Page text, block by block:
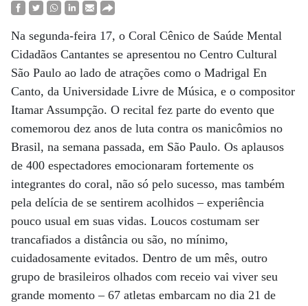
Na segunda-feira 17, o Coral Cênico de Saúde Mental
Cidadãos Cantantes se apresentou no Centro Cultural
São Paulo ao lado de atrações como o Madrigal En
Canto, da Universidade Livre de Música, e o compositor
Itamar Assumpção. O recital fez parte do evento que
comemorou dez anos de luta contra os manicômios no
Brasil, na semana passada, em São Paulo. Os aplausos
de 400 espectadores emocionaram fortemente os
integrantes do coral, não só pelo sucesso, mas também
pela delícia de se sentirem acolhidos – experiência
pouco usual em suas vidas. Loucos costumam ser
trancafiados a distância ou são, no mínimo,
cuidadosamente evitados. Dentro de um mês, outro
grupo de brasileiros olhados com receio vai viver seu
grande momento – 67 atletas embarcam no dia 21 de